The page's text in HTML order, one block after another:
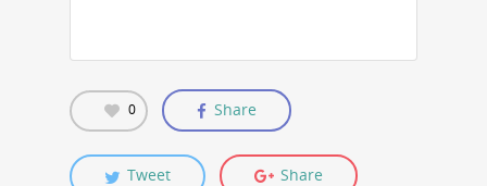
0 Share
Tweet Share